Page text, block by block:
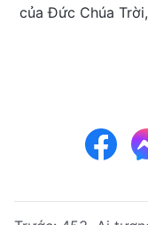
của Đức Chúa